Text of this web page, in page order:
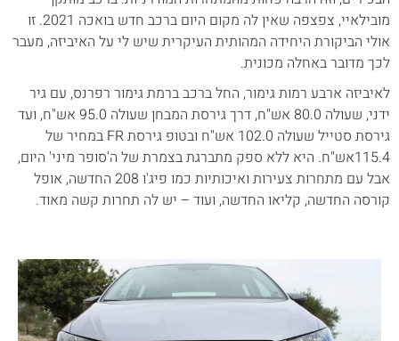
מובילאיי, צפצפה שאין לה מקום היום ברכב חדש בואכה 2021. זו
אולי הביקורת היחידה המהותית העיקרית שיש לי על האיביזה, מעבר
לכך מדובר באחלה מכונית.
לאיביזה ארבע רמות גימור, החל ברכב ברמת גימור רפרנס, עם גיר
ידני, שעולה 80.0 אש"ח, דרך גירסת המבחן שעולה 95.0 אש"ח, ועד
גירסת סטייל שעולה 102.0 אש"ח ובטופ גירסת FR במחיר של
115.4אש"ח. היא ללא ספק מתברגת בצמרת של ה'סופר מיני' היום,
אבל עם מתחרות צעירות ואיכותיות כמו פיג'ו 208 החדשה, אופל
קורסה החדשה, קליאו החדשה, ועוד – יש לה תחרות קשה מאוד.